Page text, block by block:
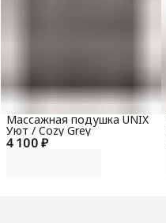
4 100 ₽
Массажная подушка UNIX
Уют / Cozy Grey